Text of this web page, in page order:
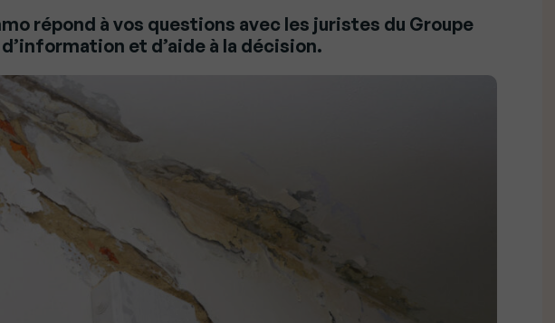
répond à vos questions avec les juristes du Groupe
et d’aide à la décision.